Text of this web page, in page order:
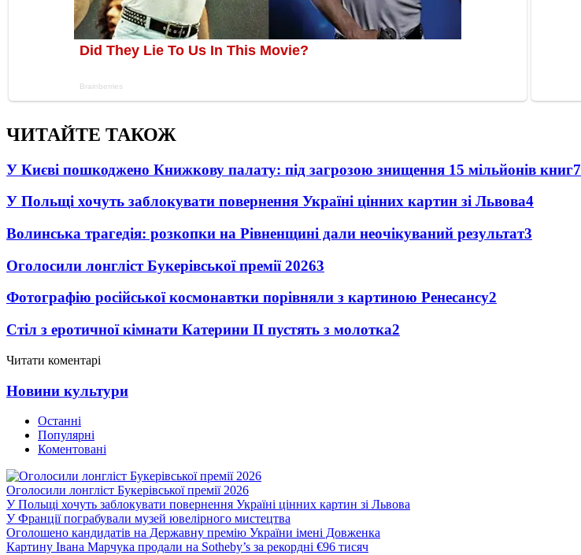
ЧИТАЙТЕ ТАКОЖ
У Києві пошкоджено Книжкову палату: під загрозою знищення 15 мільйонів книг7
У Польщі хочуть заблокувати повернення Україні цінних картин зі Львова4
Волинська трагедія: розкопки на Рівненщині дали неочікуваний результат3
Оголосили лонгліст Букерівської премії 20263
Фотографію російської космонавтки порівняли з картиною Ренесансу2
Стіл з еротичної кімнати Катерини II пустять з молотка2
Читати коментарі
Новини культури
Останні
Популярні
Коментовані
Оголосили лонгліст Букерівської премії 2026
У Польщі хочуть заблокувати повернення Україні цінних картин зі Львова
У Франції пограбували музей ювелірного мистецтва
Оголошено кандидатів на Державну премію України імені Довженка
Картину Івана Марчука продали на Sotheby’s за рекордні €96 тисяч